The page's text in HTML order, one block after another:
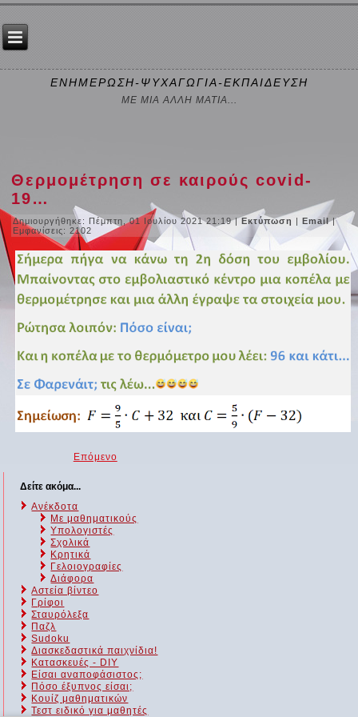
ΕΝΗΜΕΡΩΣΗ-ΨΥΧΑΓΩΓΙΑ-ΕΚΠΑΙΔΕΥΣΗ
ΜΕ ΜΙΑ ΑΛΛΗ ΜΑΤΙΑ...
Θερμομέτρηση σε καιρούς covid-
19…
Δημιουργήθηκε: Πέμπτη, 01 Ιουλίου 2021 21:19|Εκτύπωση |Email|
Εμφανίσεις: 2102
Επόμενο
Δείτε ακόμα...
Ανέκδοτα
Με μαθηματικούς
Υπολογιστές
Σχολικά
Κρητικά
Γελοιογραφίες
Διάφορα
Αστεία βίντεο
Γρίφοι
Σταυρόλεξα
Παζλ
Sudoku
Διασκεδαστικά παιχνίδια!
Κατασκευές - DIY
Είσαι αναποφάσιστος;
Πόσο έξυπνος είσαι;
Kουίζ μαθηματικών
Τεστ ειδικό για μαθητές